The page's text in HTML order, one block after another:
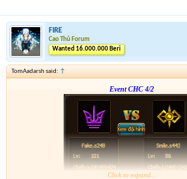
lệch 1
FIRE
Cao Thủ Forum
Wanted 16.000.000 Beri
TomAadarsh said: ↑
Event CHC 4/2
Click to expand...